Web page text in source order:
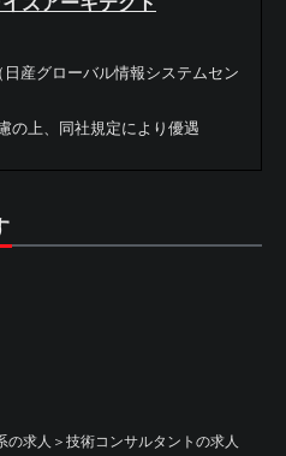
産グローバル情報システムセン
の上、同社規定により優遇
の求人 ＞ 技術コンサルタントの求人